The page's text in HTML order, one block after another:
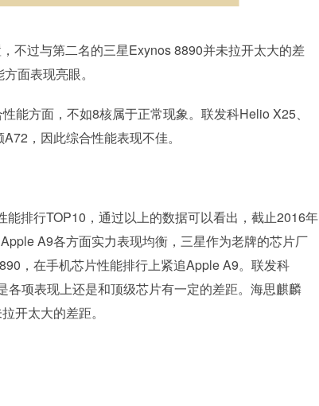
过与第二名的三星Exynos 8890并未拉开太大的差
面表现亮眼。
方面，不如8核属于正常现象。联发科Helio X25、
，因此综合性能表现不佳。
排行TOP10，通过以上的数据可以看出，截止2016年
A9各方面实力表现均衡，三星作为老牌的芯片厂
，在手机芯片性能排行上紧追Apple A9。联发科
项表现上还是和顶级芯片有一定的差距。海思麒麟
开太大的差距。